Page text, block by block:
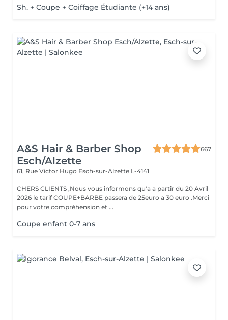
Sh. + Coupe + Coiffage Étudiante (+14 ans)
A&S Hair & Barber Shop
Esch/Alzette
667
61, Rue Victor Hugo Esch-sur-Alzette L-4141
CHERS CLIENTS ,Nous vous informons qu'a a partir du 20 Avril
2026 le tarif COUPE+BARBE passera de 25euro a 30 euro .Merci
pour votre compréhension et ...
Coupe enfant 0-7 ans